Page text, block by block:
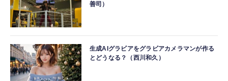
善司）
生成AIグラビアをグラビアカメラマンが作る
とどうなる？（西川和久）